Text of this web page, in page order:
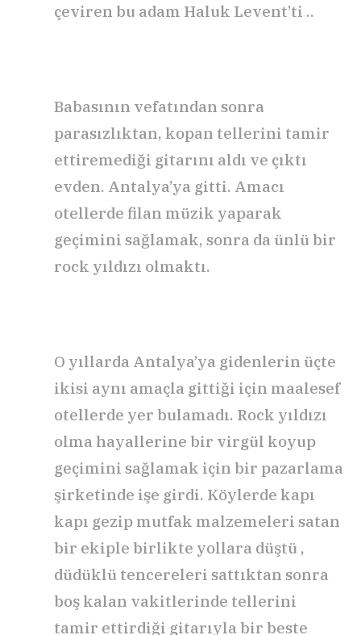
çeviren bu adam Haluk Levent’ti ..
Babasının vefatından sonra
parasızlıktan, kopan tellerini tamir
ettiremediği gitarını aldı ve çıktı
evden. Antalya’ya gitti. Amacı
otellerde filan müzik yaparak
geçimini sağlamak, sonra da ünlü bir
rock yıldızı olmaktı.
O yıllarda Antalya’ya gidenlerin üçte
ikisi aynı amaçla gittiği için maalesef
otellerde yer bulamadı. Rock yıldızı
olma hayallerine bir virgül koyup
geçimini sağlamak için bir pazarlama
şirketinde işe girdi. Köylerde kapı
kapı gezip mutfak malzemeleri satan
bir ekiple birlikte yollara düştü ,
düdüklü tencereleri sattıktan sonra
boş kalan vakitlerinde tellerini
tamir ettirdiği gitarıyla bir beste